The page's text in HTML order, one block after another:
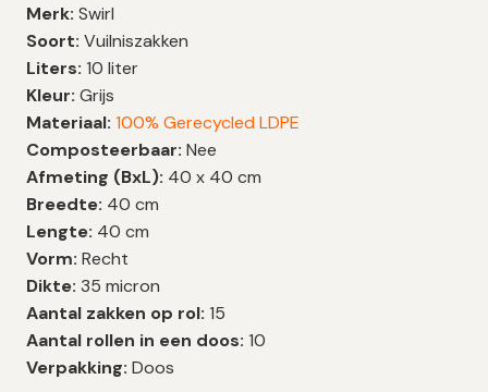
Merk: Swirl
Soort: Vuilniszakken
Liters: 10 liter
Kleur: Grijs
Materiaal: 100% Gerecycled LDPE
Composteerbaar: Nee
Afmeting (BxL): 40 x 40 cm
Breedte: 40 cm
Lengte: 40 cm
Vorm: Recht
Dikte: 35 micron
Aantal zakken op rol: 15
Aantal rollen in een doos: 10
Verpakking: Doos